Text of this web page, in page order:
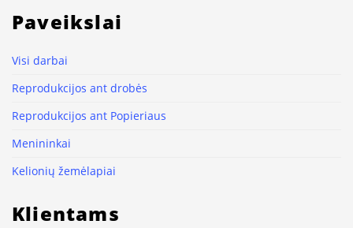
Paveikslai
Visi darbai
Reprodukcijos ant drobės
Reprodukcijos ant Popieriaus
Menininkai
Kelionių žemėlapiai
Klientams